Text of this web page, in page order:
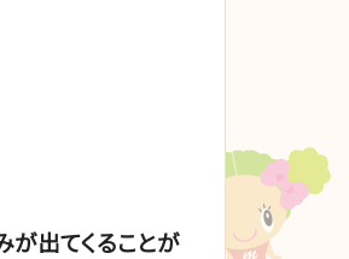
出てくることが